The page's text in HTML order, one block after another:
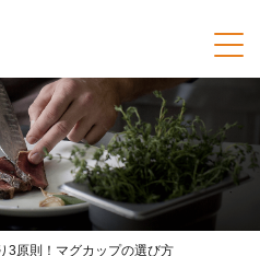
3原則！マグカップの選び方